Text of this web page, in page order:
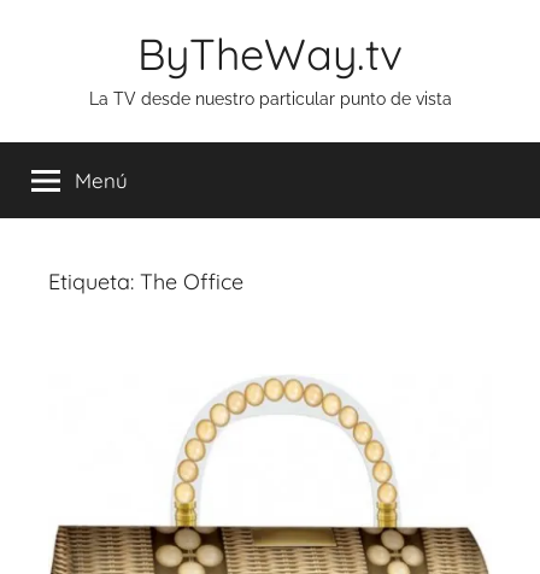
ByTheWay.tv
La TV desde nuestro particular punto de vista
Menú
Etiqueta: The Office